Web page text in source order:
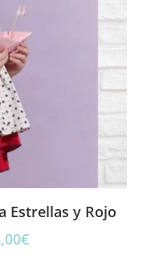
Estrellas y Rojo
€El